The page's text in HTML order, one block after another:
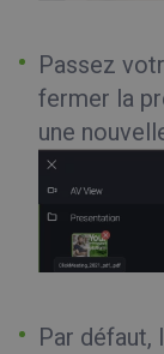
Passez
fermer la
une
Par défaut,